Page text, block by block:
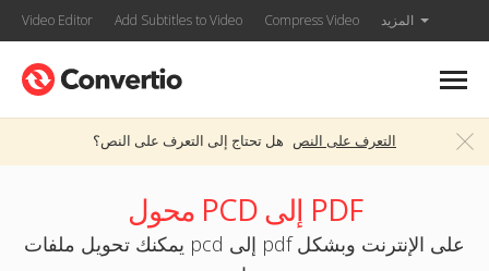
Video Editor Add Subtitles to Video Compress Video المزيد
هل تحتاج إلى التعرف على النص؟ التعرف على النص
محول PCD إلى PDF
يمكنك تحويل ملفات pcd إلى pdf على الإنترنت وبشكل